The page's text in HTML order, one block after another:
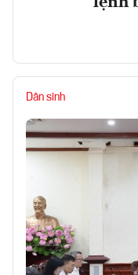
Dân sinh